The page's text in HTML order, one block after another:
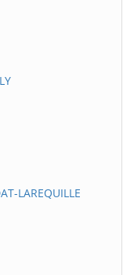
LAREQUILLE